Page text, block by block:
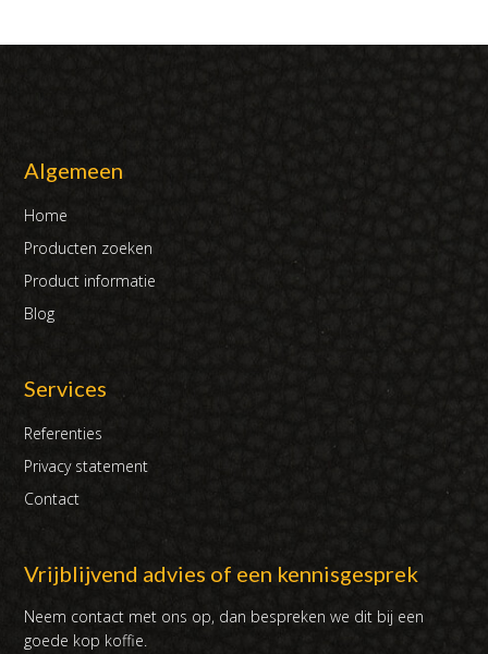
Algemeen
Home
Producten zoeken
Product informatie
Blog
Services
Referenties
Privacy statement
Contact
Vrijblijvend advies of een kennisgesprek
Neem contact met ons op, dan bespreken we dit bij een
goede kop koffie.